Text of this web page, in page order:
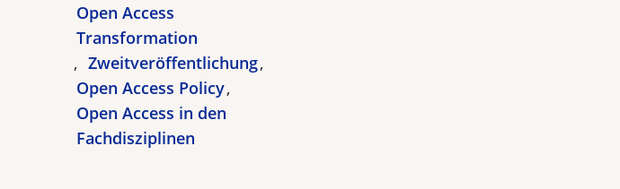
Open Access
Transformation
Zweitveröffentlichung
Open Access Policy
Open Access in den
Fachdisziplinen